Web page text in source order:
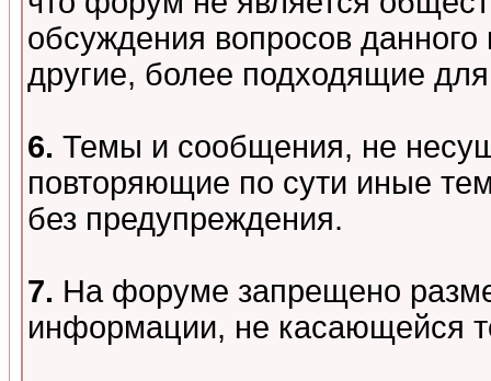
обсуждения вопросов данного
другие, более подходящие для
6. Темы и сообщения, не
повторяющие по сути иные
без предупреждения.
7. На форуме запрещено
информации, не касающейся